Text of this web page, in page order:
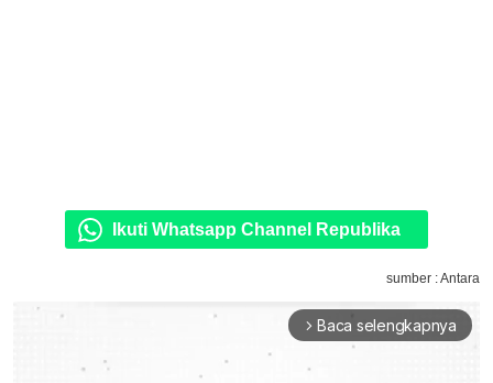
Ikuti Whatsapp Channel Republika
sumber : Antara
arrow_forward_ios Baca selengkapnya